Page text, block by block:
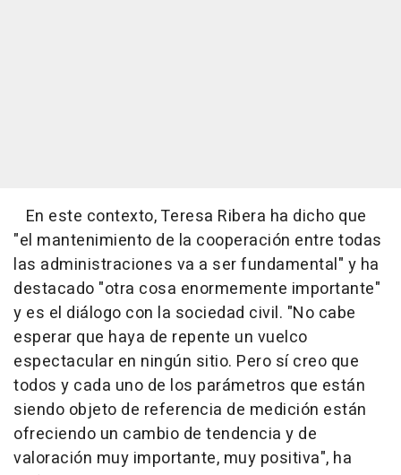
En este contexto, Teresa Ribera ha dicho que
"el mantenimiento de la cooperación entre todas
las administraciones va a ser fundamental" y ha
destacado "otra cosa enormemente importante"
y es el diálogo con la sociedad civil. "No cabe
esperar que haya de repente un vuelco
espectacular en ningún sitio. Pero sí creo que
todos y cada uno de los parámetros que están
siendo objeto de referencia de medición están
ofreciendo un cambio de tendencia y de
valoración muy importante, muy positiva", ha